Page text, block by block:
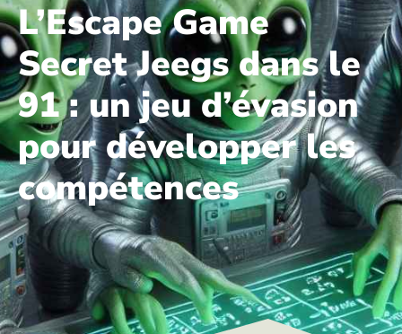
L’Escape Game
Secret Jeegs dans le
91 : un jeu d’évasion
pour développer les
compétences